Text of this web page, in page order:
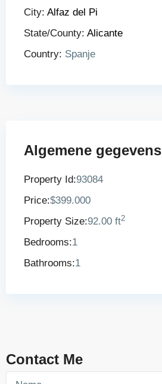
City: Alfaz del Pi
State/County: Alicante
Country: Spanje
Algemene gegevens
Property Id:93084
Price:$399.000
Property Size:92.00 ft2
Bedrooms:1
Bathrooms:1
Contact Me